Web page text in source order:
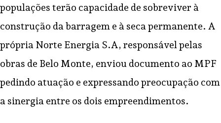
populações terão capacidade de sobreviver à
construção da barragem e à seca permanente. A
própria Norte Energia S.A, responsável pelas
obras de Belo Monte, enviou documento ao MPF
pedindo atuação e expressando preocupação com
a sinergia entre os dois empreendimentos.